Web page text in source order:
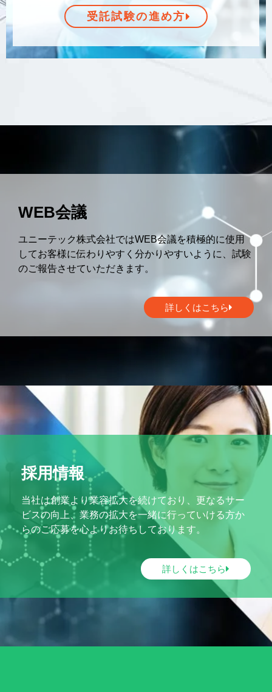
受託試験の進め方
WEB会議
ユニーテック株式会社ではWEB会議を積極的に使用
してお客様に伝わりやすく分かりやすいように、試験
のご報告させていただきます。
詳しくはこちら
採用情報
当社は創業より業容拡大を続けており、更なるサー
ビスの向上、業務の拡大を一緒に行っていける方か
らのご応募を心よりお待ちしております。
詳しくはこちら